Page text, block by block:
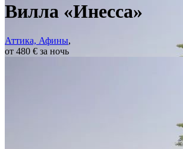
Вилла «Инесса»
Аттика, Афины,
от 480 € за ночь